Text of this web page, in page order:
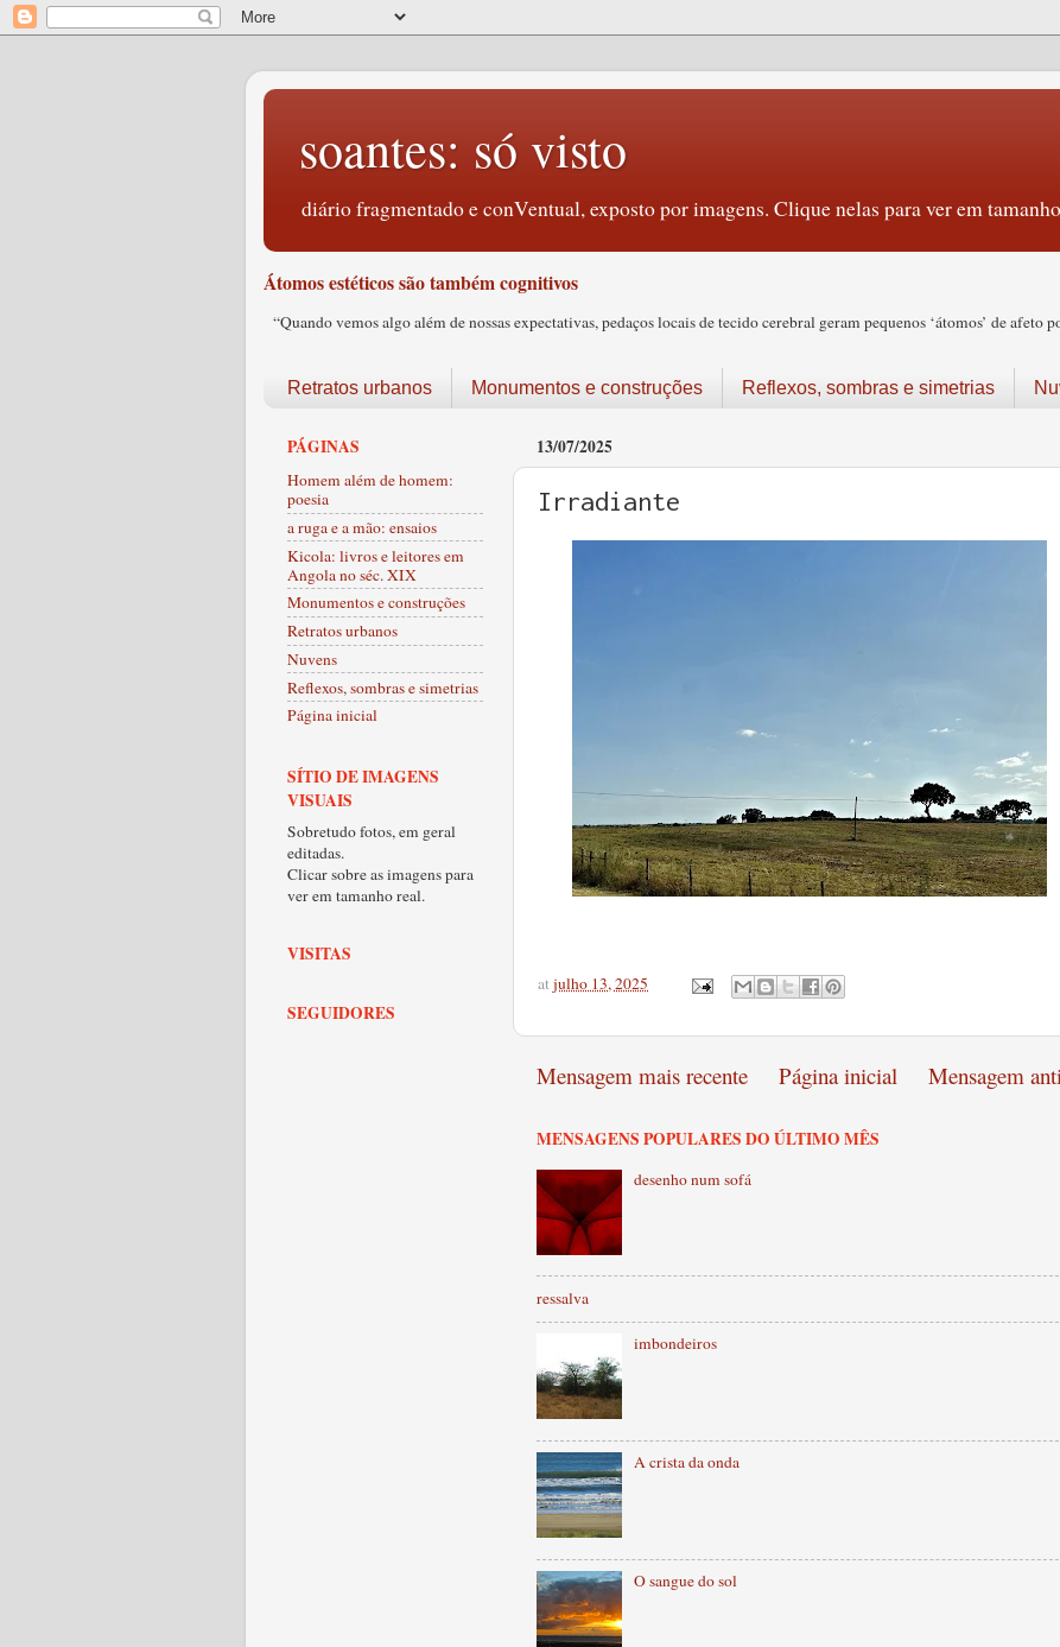
soantes: só visto
diário fragmentado e conVentual, exposto por imagens. Clique nelas para ver em
Átomos estéticos são também cognitivos
“Quando vemos algo além de nossas expectativas, pedaços locais de tecido cerebral geram pequenos ‘átomos’ de afeto
Retratos urbanos Monumentos e construções Reflexos, sombras e simetrias
13/07/2025
Irradiante
atjulho 13, 2025
Mensagem mais recente Mensagem
Página inicial
MENSAGENS POPULARES DO ÚLTIMO MÊS
desenho num sofá
ressalva
imbondeiros
A crista da onda
O sangue do sol
PÁGINAS
Homem além de homem:
poesia
a ruga e a mão: ensaios
Kicola: livros e leitores em
Angola no séc. XIX
Monumentos e construções
Retratos urbanos
Nuvens
Reflexos, sombras e simetrias
Página inicial
SÍTIO DE IMAGENS
VISUAIS
Sobretudo fotos, em geral
editadas.
Clicar sobre as imagens para
ver em tamanho real.
VISITAS
SEGUIDORES